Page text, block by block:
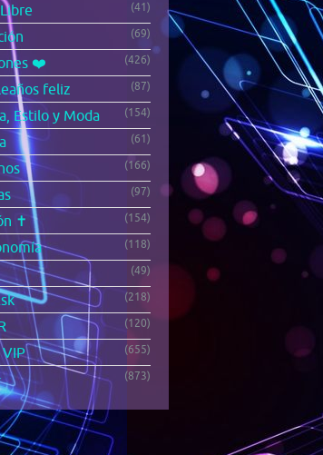
(41)
(69)
❤️ (426)
feliz (87)
Estilo y Moda (154)
(61)
(166)
(97)
✝️ (154)
(118)
(49)
(218)
(120)
VIP (655)
(873)